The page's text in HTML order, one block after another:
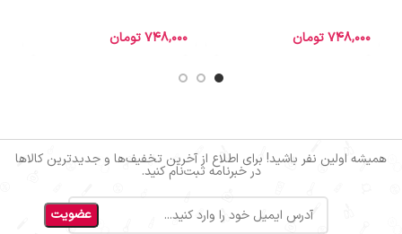
748,000تومان 748,000تومان
همیشه اولین نفر باشید! برای اطلاع از آخرین تخفیف‌ها و جدیدترین کالاها
در خبرنامه ثبت‌نام کنید.